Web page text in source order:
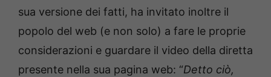
sua versione dei fatti, ha invitato inoltre il
popolo del web (e non solo) a fare le proprie
considerazioni e guardare il video della diretta
presente nella sua pagina web: “Detto ciò,